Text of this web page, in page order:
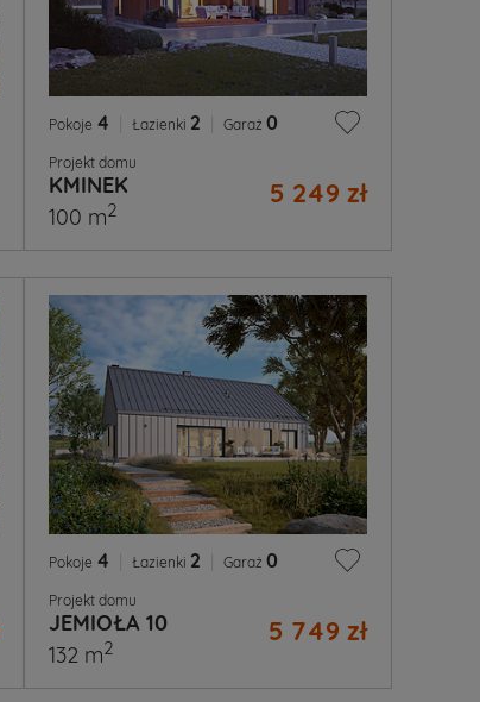
Pokoje 4 Łazienki 2 Garaż 0
Projekt domu
KMINEK 5 249 zł
100 m2
Pokoje 4 Łazienki 2 Garaż 0
Projekt domu
JEMIOŁA 10 5 749 zł
132 m2